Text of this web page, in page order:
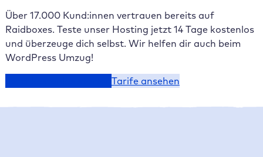
Über 17.000 Kund:innen vertrauen bereits auf
Raidboxes. Teste unser Hosting jetzt 14 Tage kostenlos
und überzeuge dich selbst. Wir helfen dir auch beim
WordPress Umzug!
Tarife ansehen